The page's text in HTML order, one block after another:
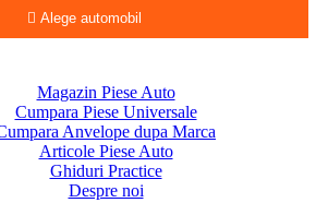
Alege automobil
Magazin Piese Auto
Cumpara Piese Universale
Anvelope dupa Marca
Articole Piese Auto
Ghiduri Practice
Despre noi